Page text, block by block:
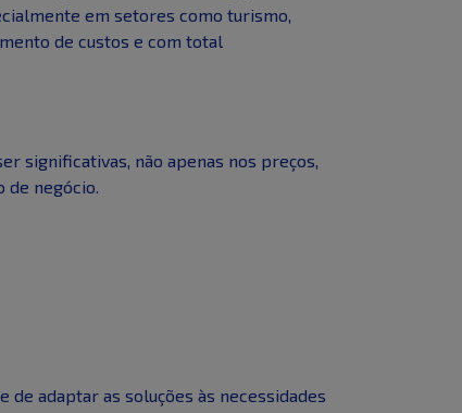
em setores como turismo,
de custos e com total
significativas, não apenas nos preços,
de negócio.
adaptar as soluções às necessidades